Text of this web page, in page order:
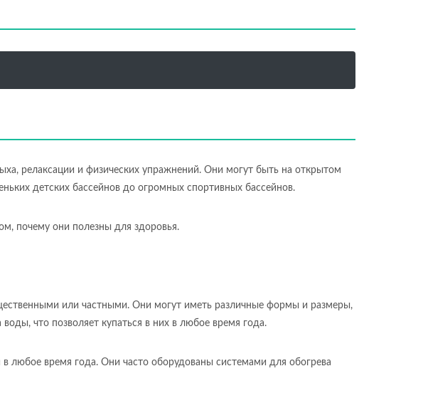
релаксации и физических упражнений. Они могут быть на открытом
детских бассейнов до огромных спортивных бассейнов.
почему они полезны для здоровья.
или частными. Они могут иметь различные формы и размеры,
что позволяет купаться в них в любое время года.
любое время года. Они часто оборудованы системами для обогрева